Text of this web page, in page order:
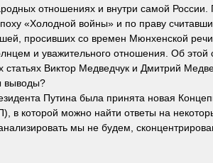
отношениях и внутри самой
«Холодной войны» и по праву
просивших со времен Мюнхенской
и уважительного отношения. Об
статьях Виктор Медведчук и Дмитрий
выводы?
Путина была принята новая
в которой можно найти ответы на
мы не будем,